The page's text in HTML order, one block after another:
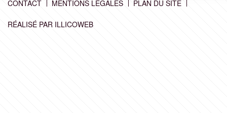
CONTACT
MENTIONS LÉGALES PLAN DU SITE
RÉALISÉ PAR ILLICOWEB